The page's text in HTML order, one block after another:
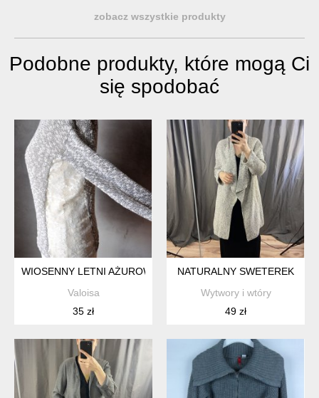
zobacz wszystkie produkty
Podobne produkty, które mogą Ci
się spodobać
WIOSENNY LETNI AŻUROWY SWETER Z KORONKĄ S
Valoisa
35 zł
NATURALNY SWETEREK
Wytwory i wtóry
49 zł